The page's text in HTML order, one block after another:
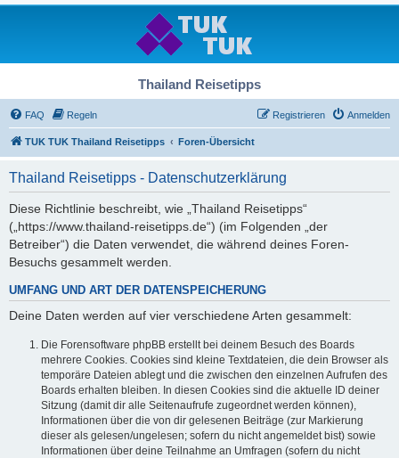
Thailand Reisetipps
FAQ Regeln Anmelden
Registrieren
TUK TUK Thailand Reisetipps Foren-Übersicht
Thailand Reisetipps - Datenschutzerklärung
Diese Richtlinie beschreibt, wie „Thailand Reisetipps“
(„https://www.thailand-reisetipps.de“) (im Folgenden „der
Betreiber“) die Daten verwendet, die während deines Foren-
Besuchs gesammelt werden.
UMFANG UND ART DER DATENSPEICHERUNG
Deine Daten werden auf vier verschiedene Arten gesammelt:
Die Forensoftware phpBB erstellt bei deinem Besuch des Boards
mehrere Cookies. Cookies sind kleine Textdateien, die dein Browser als
temporäre Dateien ablegt und die zwischen den einzelnen Aufrufen des
Boards erhalten bleiben. In diesen Cookies sind die aktuelle ID deiner
Sitzung (damit dir alle Seitenaufrufe zugeordnet werden können),
Informationen über die von dir gelesenen Beiträge (zur Markierung
dieser als gelesen/ungelesen; sofern du nicht angemeldet bist) sowie
Informationen über deine Teilnahme an Umfragen (sofern du nicht